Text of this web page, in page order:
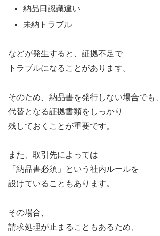
納品日認識違い
未納トラブル
などが発生すると、証拠不足で
トラブルになることがあります。
そのため、納品書を発行しない場合でも、
代替となる証拠書類をしっかり
残しておくことが重要です。
また、取引先によっては
「納品書必須」という社内ルールを
設けていることもあります。
その場合、
請求処理が止まることもあるため、